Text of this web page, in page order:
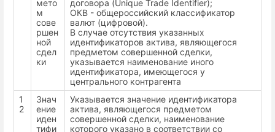
мето
м
сове
ршен
ной
сдел
ки
договора (Unique Trade Identifier);
ОКВ - общероссийский классификатор
валют (цифровой).
В случае отсутствия указанных
идентификаторов актива, являющегося
предметом совершенной сделки,
указывается наименование иного
идентификатора, имеющегося у
центрального контрагента
1
2
Знач
ение
иден
тифи
Указывается значение идентификатора
актива, являющегося предметом
совершенной сделки, наименование
которого указано в соответствии со